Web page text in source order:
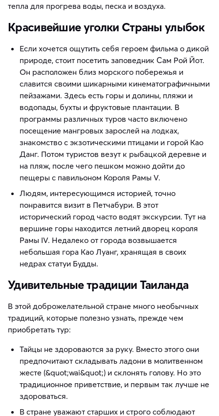
тепла для прогрева воды, песка и воздуха.
Красивейшие уголки Страны улыбок
Если хочется ощутить себя героем фильма о дикой
природе, стоит посетить заповедник Сам Рой Йот.
Он расположен близ морского побережья и
славится своими шикарными кинематографичными
пейзажами. Здесь есть горы и долины, пляжи и
водопады, бухты и фруктовые плантации. В
программы различных туров часто включено
посещение мангровых зарослей на лодках,
знакомство с экзотическими птицами и горой Као
Данг. Потом туристов везут к рыбацкой деревне и
на пляж, после чего пешком можно дойти до
пещеры с павильоном Короля Рамы V.
Людям, интересующимся историей, точно
понравится визит в Петчабури. В этот
исторический город часто водят экскурсии. Тут на
вершине горы находится летний дворец короля
Рамы IV. Недалеко от города возвышается
небольшая гора Као Луанг, хранящая в своих
недрах статуи Будды.
Удивительные традиции Таиланда
В этой доброжелательной стране много необычных
традиций, которые полезно узнать, прежде чем
приобретать тур:
Тайцы не здороваются за руку. Вместо этого они
предпочитают складывать ладони в молитвенном
жесте (&quot;wai&quot;) и склонять голову. Но это
традиционное приветствие, и первым так лучше не
здороваться.
В стране уважают старших и строго соблюдают